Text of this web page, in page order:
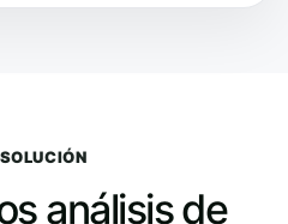
SOLUCIÓN
análisis de